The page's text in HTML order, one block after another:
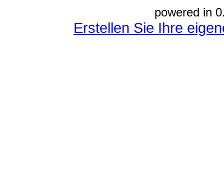
powered in
Erstellen Sie Ihre